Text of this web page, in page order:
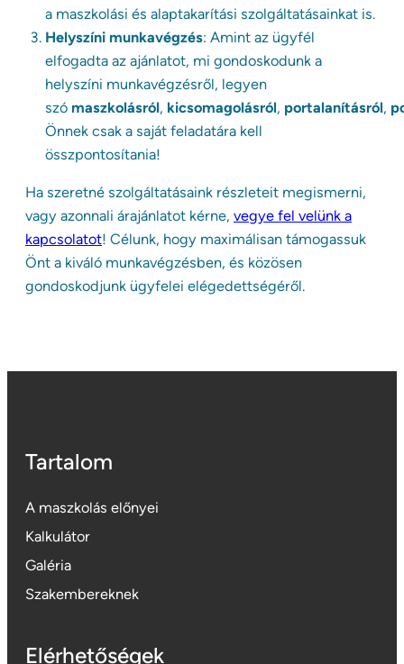
a maszkolási és alaptakarítási szolgáltatásainkat is.
Helyszíni munkavégzés: Amint az ügyfél
elfogadta az ajánlatot, mi gondoskodunk a
helyszíni munkavégzésről, legyen
szó maszkolásról, kicsomagolásról, portalanításról,
Önnek csak a saját feladatára kell
összpontosítania!
Ha szeretné szolgáltatásaink részleteit megismerni,
vagy azonnali árajánlatot kérne, vegye fel velünk a
kapcsolatot! Célunk, hogy maximálisan támogassuk
Önt a kiváló munkavégzésben, és közösen
gondoskodjunk ügyfelei elégedettségéről.
Tartalom
A maszkolás előnyei
Kalkulátor
Galéria
Szakembereknek
Elérhetőségek